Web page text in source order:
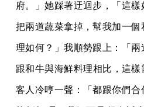
府。」她踩著迂迴步，「這
把兩道蔬菜拿掉，幫我加一
理如何？」我順勢跟上：「
跟和牛與海鮮料理相比，這
客人冷哼一聲：「都跟你們